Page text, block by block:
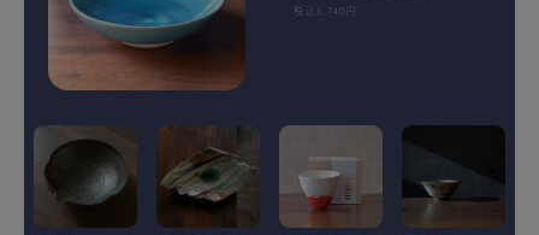
税込3,740円